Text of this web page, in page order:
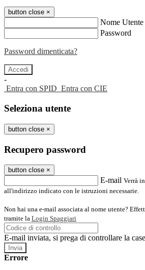
button close ×
Nome Utente
Password
Password dimenticata?
-
Entra con SPID Entra con CIE
Seleziona utente
button close ×
Recupero password
button close ×
E-mail Verrà
all'indirizzo indicato con le istruzioni necessarie.
Non hai una e-mail associata al nome utente?
tramite la Login Spaggiari
E-mail inviata, si prega di controllare la
Errore